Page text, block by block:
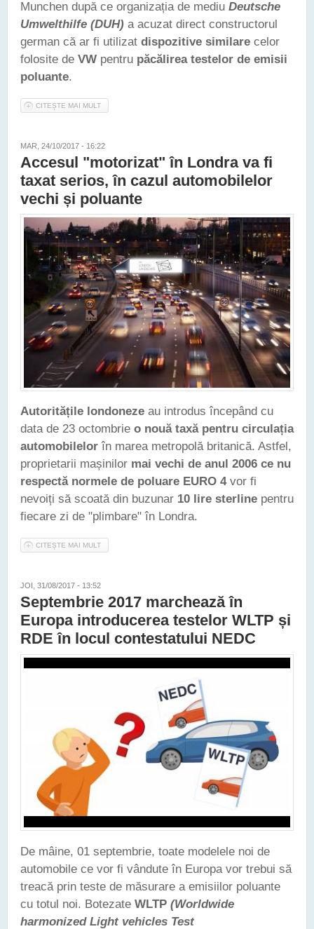
Munchen după ce organizația de mediu Deutsche
Umwelthilfe (DUH) a acuzat direct constructorul
german că ar fi utilizat dispozitive similare celor
folosite de VW pentru păcălirea testelor de emisii
poluante.
CITEȘTE MAI MULT
MAR, 24/10/2017 - 16:22
Accesul "motorizat" în Londra va fi
taxat serios, în cazul automobilelor
vechi și poluante
Autoritățile londoneze au introdus începând cu
data de 23 octombrie o nouă taxă pentru circulația
automobilelor în marea metropolă britanică. Astfel,
proprietarii mașinilor mai vechi de anul 2006 ce nu
respectă normele de poluare EURO 4vor fi
nevoiți să scoată din buzunar 10 lire sterline pentru
fiecare zi de "plimbare" în Londra.
CITEȘTE MAI MULT
JOI, 31/08/2017 - 13:52
Septembrie 2017 marchează în
Europa introducerea testelor WLTP și
RDE în locul contestatului NEDC
De mâine, 01 septembrie, toate modelele noi de
automobile ce vor fi vândute în Europa vor trebui să
treacă prin teste de măsurare a emisiilor poluante
cu totul noi. Botezate WLTP (Worldwide
harmonized Light vehicles Test